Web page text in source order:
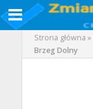
Strona główna »
Brzeg Dolny